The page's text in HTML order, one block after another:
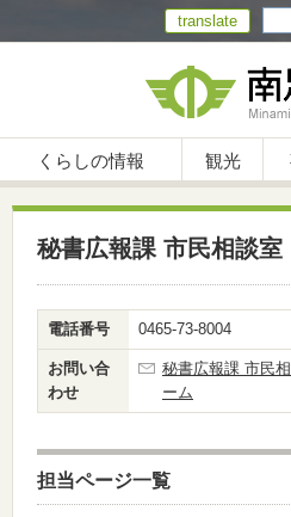
translate
くらしの情報 観光
秘書広報課 市民相談室
電話番号 0465-73-8004
お問い合
わせ
秘書広報課 市民
ーム
担当ページ一覧